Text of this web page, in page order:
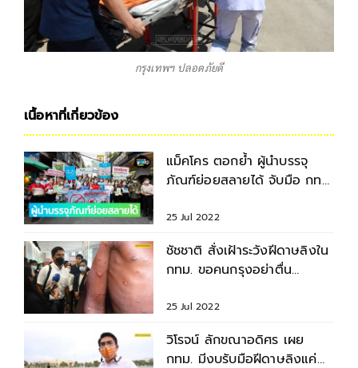
กรุงเทพฯ ปลอดภัยดี
เนื้อหาที่เกี่ยวข้อง
แม็คโคร ตอกย้ำ ผู้นำบรรจุ
ภัณฑ์ย่อยสลายได้ จับมือ กทม.
25 Jul 2022
ชัชชาติ สั่งเฝ้าระวังฝีดาษลิงใน
กทม. ขอคนกรุงอย่าตื่น
25 Jul 2022
วิโรจน์ ลักขณาอดิศร เผย
กทม. มีงบรับมือฝีดาษลิงแค่